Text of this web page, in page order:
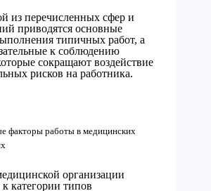
из перечисленных сфер и
приводятся основные
типичных работ, а
к соблюдению
сокращают воздействие
рисков на работника.
факторы работы в медицинских
организации
к категории типов